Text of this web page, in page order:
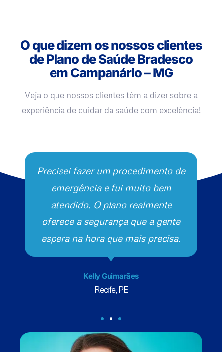
O que dizem os nossos clientes
de Plano de Saúde Bradesco
em Campanário – MG
Veja o que nossos clientes têm a dizer sobre a
experiência de cuidar da saúde com excelência!
Precisei fazer um procedimento de
emergência e fui muito bem
atendido. O plano realmente
oferece a segurança que a gente
espera na hora que mais precisa.
Kelly Guimarães
Recife, PE